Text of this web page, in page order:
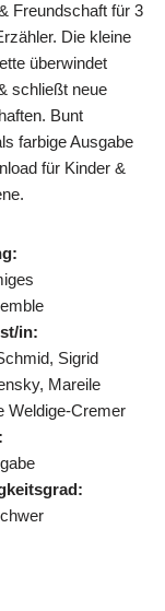
Flöten & Klavier
Arrangement von
Reichert wird die
kunstvoll variiert
verziert.
Besetzung:
Ausgabe:
Einzelausgabe
3 - Mittelschwer
Tonart:
G-Dur